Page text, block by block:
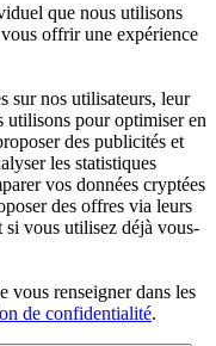
que nous utilisons
offrir une expérience
sur nos utilisateurs, leur
utilisons pour optimiser en
des publicités et
les statistiques
vos données cryptées
des offres via leurs
vous utilisez déjà vous-
vous renseigner dans les
de confidentialité.